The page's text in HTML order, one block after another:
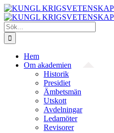
Fortsätt
till
innehållet
Sök
efter:
Hem
Om akademien
Historik
Presidiet
Ämbetsmän
Utskott
Avdelningar
Ledamöter
Revisorer